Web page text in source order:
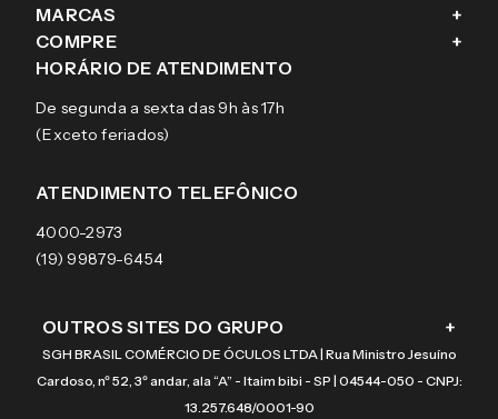
Sobre a eÓtica
Aviso de privacidade
Termos e condições de uso
Trocas e Devoluções
Pagamentos
Garantias
MARCAS +
Ray-Ban
Tecnol
Arnette
Burberry
COMPRE +
Óculos de sol
Lentes de contato
HORÁRIO DE ATENDIMENTO
De segunda a sexta das 9h às 17h
(Exceto feriados)
ATENDIMENTO TELEFÔNICO
4000-2973
(19) 99879-6454
OUTROS SITES DO GRUPO +
SGH BRASIL COMÉRCIO DE ÓCULOS LTDA | Rua Ministro Jesuíno
Cardoso, nº 52, 3º andar, ala “A” - Itaim bibi - SP | 04544-050 - CNPJ:
13.257.648/0001-90